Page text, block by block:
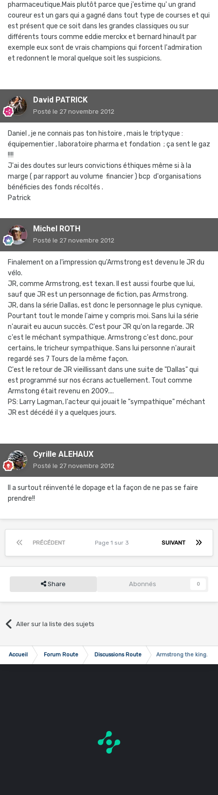
pharmaceutique.Mais plutôt parce que j'estime qu' un grand
coureur est un gars qui a gagné dans tout type de courses et qui
est présent que ce soit dans les grandes classiques ou sur
différents tours comme eddie merckx et bernard hinault par
exemple eux sont de vrais champions qui forcent l'admiration
et redonnent le moral quelque soit les suspicions.
David PATRICK
Posté le 27 novembre 2012
Daniel , je ne connais pas ton histoire , mais le triptyque :
équipementier , laboratoire pharma et fondation ; ça sent le gaz
!!!!
J'ai des doutes sur leurs convictions éthiques même si à la
marge ( par rapport au volume financier ) bcp d'organisations
bénéficies des fonds récoltés .
Patrick
Michel ROTH
Posté le 27 novembre 2012
Finalement on a l'impression qu'Armstrong est devenu le JR du
vélo.
JR, comme Armstrong, est texan. Il est aussi fourbe que lui,
sauf que JR est un personnage de fiction, pas Armstrong.
JR, dans la série Dallas, est donc le personnage le plus cynique.
Pourtant tout le monde l'aime y compris moi. Sans lui la série
n'aurait eu aucun succès. C'est pour JR qu'on la regarde. JR
c'est le méchant sympathique. Armstrong c'est donc, pour
certains, le tricheur sympathique. Sans lui personne n'aurait
regardé ses 7 Tours de la même façon.
C'est le retour de JR vieillissant dans une suite de "Dallas" qui
est programmé sur nos écrans actuellement. Tout comme
Armstong était revenu en 2009....
PS: Larry Lagman, l'acteur qui jouait le "sympathique" méchant
JR est décédé il y a quelques jours.
Cyrille ALEHAUX
Posté le 27 novembre 2012
Il a surtout réinventé le dopage et la façon de ne pas se faire
prendre!!
PRÉCÉDENT SUIVANT
Page 1 sur 3
Share Abonnés 0
Aller sur la liste des sujets
Accueil Forum Route Discussions Route Armstrong the king.